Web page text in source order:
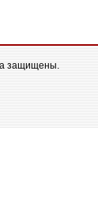
защищены.